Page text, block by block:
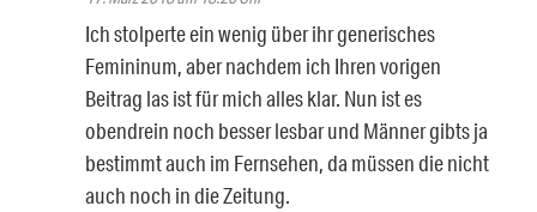
Ich stolperte ein wenig über ihr generisches
Femininum, aber nachdem ich Ihren vorigen
Beitrag las ist für mich alles klar. Nun ist es
obendrein noch besser lesbar und Männer gibts ja
bestimmt auch im Fernsehen, da müssen die nicht
auch noch in die Zeitung.